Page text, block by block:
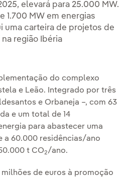
elevará para 25.000 MW.
1.700 MW em energias
uma carteira de projetos de
na região Ibéria
do complexo
e Leão. Integrado por três
e Orbaneja –, com 63
e um total de 14
para abastecer uma
a 60.000 residências/ano
t CO2/ano.
de euros à promoção